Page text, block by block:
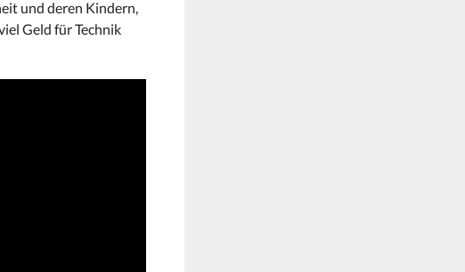
und deren Kindern,
Geld für Technik